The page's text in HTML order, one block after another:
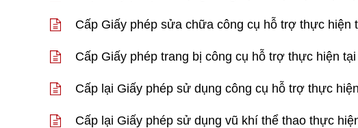
Cấp Giấy phép sửa chữa công cụ hỗ trợ thực hiện
Cấp Giấy phép trang bị công cụ hỗ trợ thực hiện
Cấp lại Giấy phép sử dụng công cụ hỗ trợ thực
Cấp lại Giấy phép sử dụng vũ khí thể thao thực